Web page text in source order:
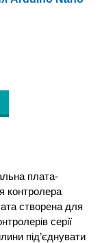
плата-
контролера
створена для
серії
під’єднувати